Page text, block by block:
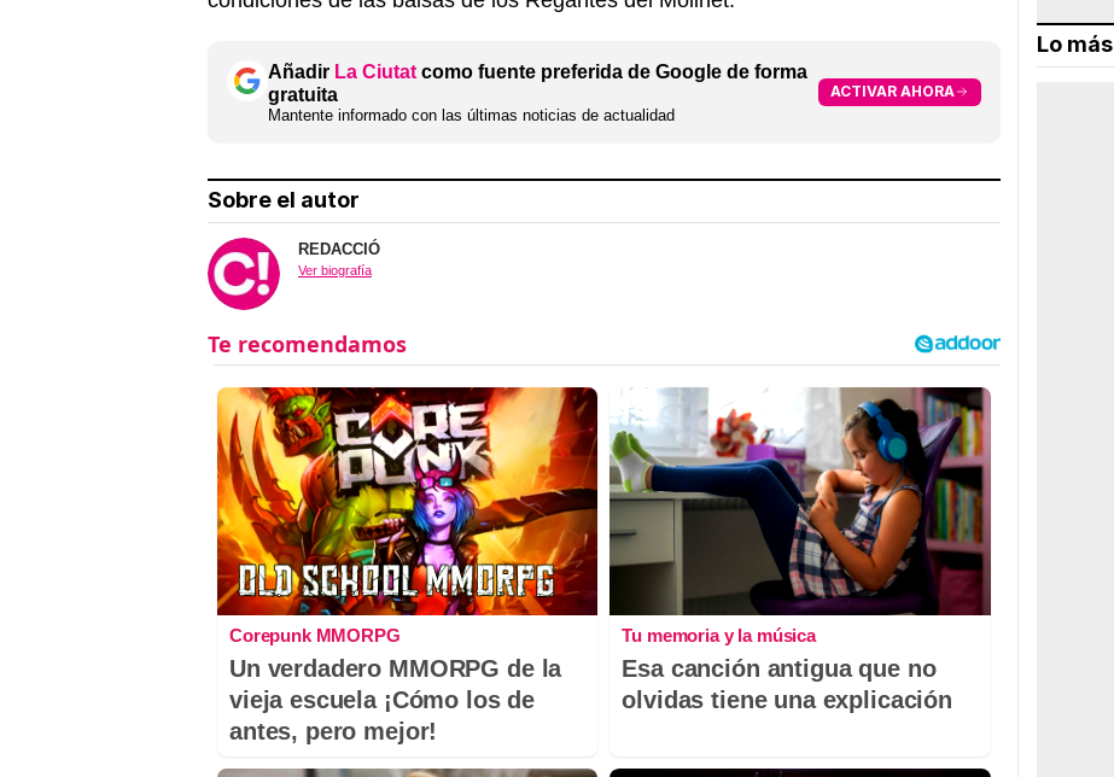
Añadir La Ciutat como fuente preferida de Google de forma
gratuita
Mantente informado con las últimas noticias de actualidad
ACTIVAR AHORA
Sobre el autor
REDACCIÓ
Ver biografía
Corepunk MMORPG
Un verdadero MMORPG de la
vieja escuela ¡Cómo los de
antes, pero mejor!
Tu memoria y la música
Esa canción antigua que no
olvidas tiene una explicación
Lo